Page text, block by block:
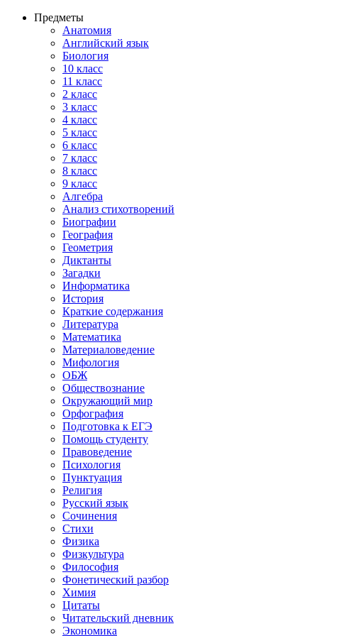
Предметы
Анатомия
Английский язык
Биология
10 класс
11 класс
2 класс
3 класс
4 класс
5 класс
6 класс
7 класс
8 класс
9 класс
Алгебра
Анализ стихотворений
Биографии
География
Геометрия
Диктанты
Загадки
Информатика
История
Краткие содержания
Литература
Математика
Материаловедение
Мифология
ОБЖ
Обществознание
Окружающий мир
Орфография
Подготовка к ЕГЭ
Помощь студенту
Правоведение
Психология
Пунктуация
Религия
Русский язык
Сочинения
Стихи
Физика
Физкультура
Философия
Фонетический разбор
Химия
Цитаты
Читательский дневник
Экономика